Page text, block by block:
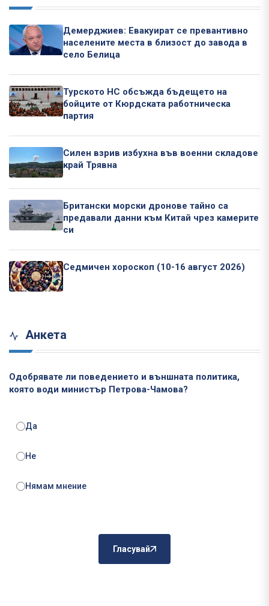
Демерджиев: Евакуират се превантивно
населените места в близост до завода в
село Белица
Турското НС обсъжда бъдещето на
бойците от Кюрдската работническа
партия
Силен взрив избухна във военни складове
край Трявна
Британски морски дронове тайно са
предавали данни към Китай чрез камерите
си
Седмичен хороскоп (10-16 август 2026)
Анкета
Одобрявате ли поведението и външната политика,
която води министър Петрова-Чамова?
Да
Не
Нямам мнение
Гласувай